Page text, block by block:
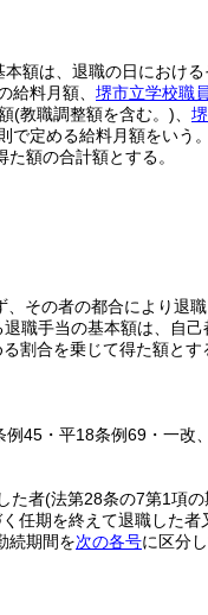
額は、退職の日におけ
給料月額、 堺市立学校職
(教職調整額を含む。)
で定める給料月額をいう
額の合計額とする。
、その者の都合により退
退職手当の基本額は、自
割合を乗じて得た額とす
45・平18条例69・一改
た者(法第28条の7第1項
く任期を終えて退職した
続期間を次の各号に区分し